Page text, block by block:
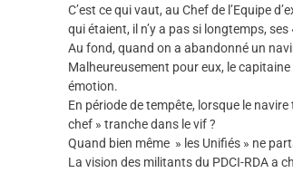
C’est ce qui vaut, au Chef de l’Equipe
qui étaient, il n’y a pas si longtemps,
Au fond, quand on a abandonné un
Malheureusement pour eux, le
émotion.
En période de tempête, lorsque le
chef » tranche dans le vif ?
Quand bien même » les Unifiés » ne
La vision des militants du PDCI-RDA a